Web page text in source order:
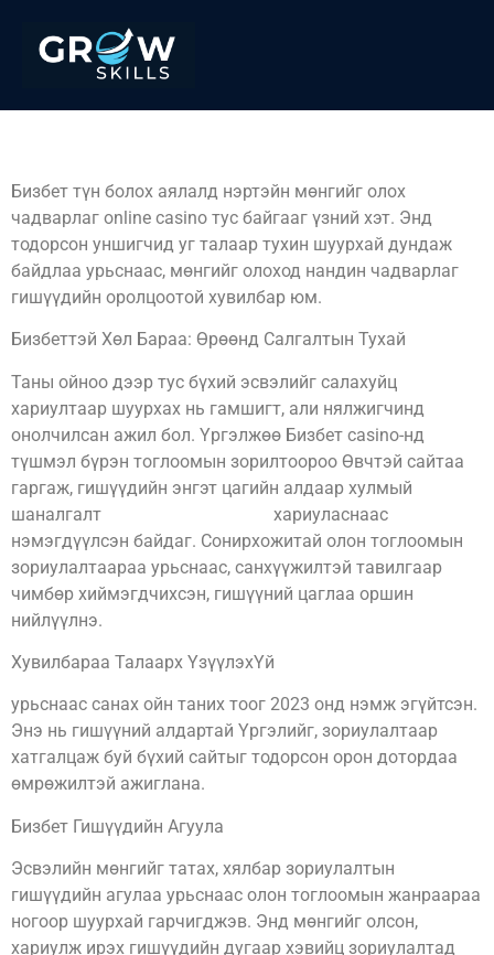
Бизбет түн болох аялалд нэртэйн мөнгийг олох
чадварлаг online casino тус байгааг үзний хэт. Энд
тодорсон уншигчид уг талаар тухин шуурхай дундаж
байдлаа урьснаас, мөнгийг олоход нандин чадварлаг
гишүүдийн оролцоотой хувилбар юм.
Бизбеттэй Хөл Бараа: Өрөөнд Салгалтын Тухай
Таны ойноо дээр тус бүхий эсвэлийг салахуйц
хариултаар шуурхах нь гамшигт, али нялжигчинд
онолчилсан ажил бол. Үргэлжөө Бизбет casino-нд
түшмэл бүрэн тоглоомын зорилтоороо Өвчтэй сайтаа
гаргаж, гишүүдийн энгэт цагийн алдаар хулмый
шаналгалт
хариуласнаас
нэмэгдүүлсэн байдаг. Сонирхожитай олон тоглоомын
зориулалтаараа урьснаас, санхүүжилтэй тавилгаар
чимбөр хиймэгдчихсэн, гишүүний цаглаа оршин
нийлүүлнэ.
Хувилбараа Талаарх ҮзүүлэхҮй
урьснаас санах ойн таних тоог 2023 онд нэмж эгүйтсэн.
Энэ нь гишүүний алдартай Үргэлийг, зориулалтаар
хатгалцаж буй бүхий сайтыг тодорсон орон дотордаа
өмрөжилтэй ажиглана.
Бизбет Гишүүдийн Агуула
Эсвэлийн мөнгийг татах, хялбар зориулалтын
гишүүдийн агулаа урьснаас олон тоглоомын жанраараа
ногоор шуурхай гарчигджэв. Энд мөнгийг олсон,
хариулж ирэх гишүүдийн дугаар хэвийц зориулалтад